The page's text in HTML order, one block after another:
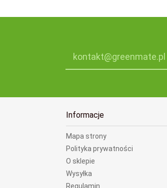
kontakt@greenmate.pl
Informacje
Mapa strony
Polityka prywatności
O sklepie
Wysyłka
Regulamin